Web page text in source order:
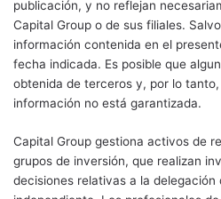
publicación, y no reflejan
Capital Group o de sus filiales.
información contenida en el
fecha indicada. Es posible que
obtenida de terceros y, por lo
información no está garantizada.
Capital Group gestiona activos de
grupos de inversión, que realizan
decisiones relativas a la delegación